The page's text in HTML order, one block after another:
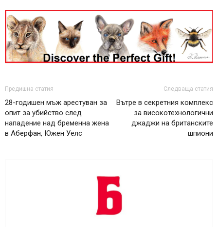
Предишна статия
28-годишен мъж арестуван за
опит за убийство след
нападение над бременна жена
в Аберфан, Южен Уелс
Следваща статия
Вътре в секретния комплекс
за високотехнологични
джаджи на британските
шпиони